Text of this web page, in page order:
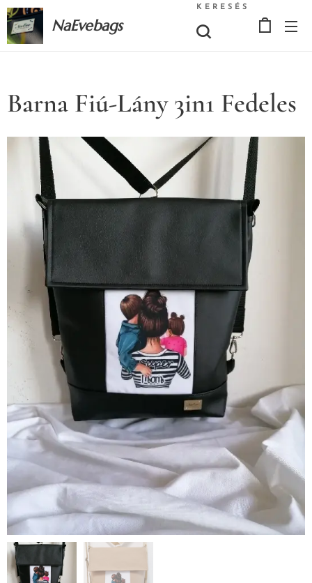
NaEvebags
KERESÉS
Barna Fiú-Lány 3in1 Fedeles